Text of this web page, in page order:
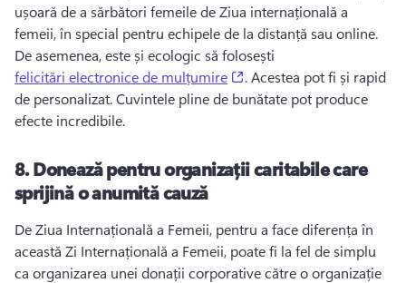
ușoară de a sărbători femeile de Ziua internațională a
De asemenea, este și ecologic să folosești
felicitări electronice de mulțumire
(opens in a new tab)
. Acestea pot fi și rapid
de personalizat. Cuvintele pline de bunătate pot produce
efecte incredibile.
8.Donează pentru organizații caritabile care
sprijină o anumită cauză
De Ziua Internațională a Femeii, pentru a face diferența în
această Zi Internațională a Femeii, poate fi la fel de simplu
ca organizarea unei donații corporative către o organizație